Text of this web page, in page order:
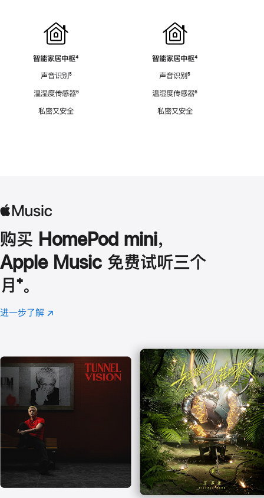
智能家居中枢脚
⁴
声音识别脚
⁵
温湿度传感器脚
⁶
私密又安全
智能家居中枢脚
⁴
声音识别脚
⁵
温湿度传感器脚
⁶
私密又安全
购买 HomePod mini，
Apple Music 免费试听三个
月 脚
注
⁺。
进一步了解 Apple
(在
口
中
打
开)